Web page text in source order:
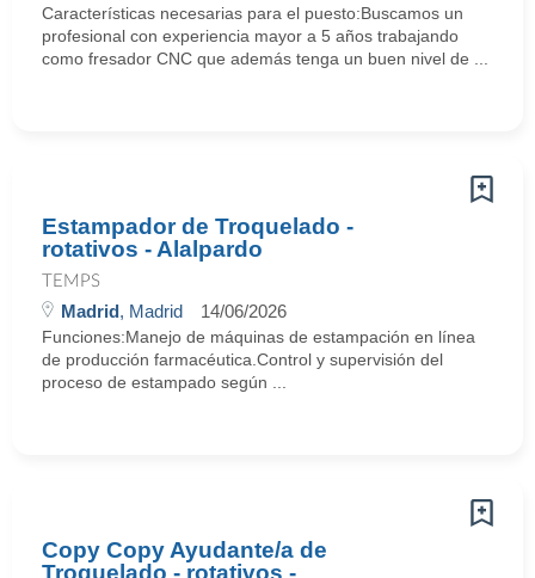
Características necesarias para el puesto:Buscamos un
profesional con experiencia mayor a 5 años trabajando
como fresador CNC que además tenga un buen nivel de ...
Estampador de Troquelado -
rotativos - Alalpardo
TEMPS
Madrid, Madrid 14/06/2026
Funciones:Manejo de máquinas de estampación en línea
de producción farmacéutica.Control y supervisión del
proceso de estampado según ...
Copy Copy Ayudante/a de
Troquelado - rotativos -